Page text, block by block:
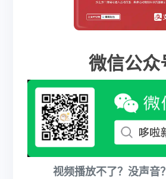
微信公众
视频播放不了？没声音